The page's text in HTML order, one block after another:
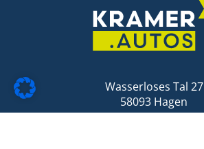
Wasserloses Tal 27
58093 Hagen